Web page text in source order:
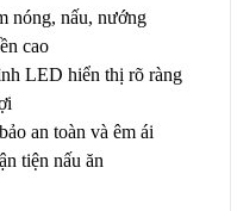
nóng, nấu, nướng
cao
LED hiển thị rõ ràng
an toàn và êm ái
tiện nấu ăn